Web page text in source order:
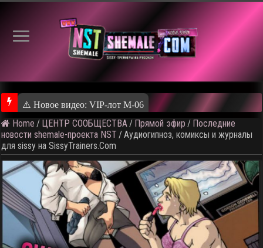
⚠️ Новое видео: VIP-лот M-06
Home / ЦЕНТР СООБЩЕСТВА / Прямой эфир / Последние
новости shemale-проекта NST /Аудиогипноз, комиксы и журналы
для sissy на SissyTrainers.Com